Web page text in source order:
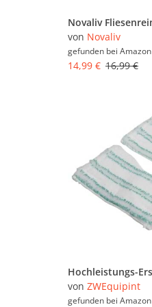
von Novaliv
gefunden bei Amazon
14,99 € 16,99 €
von ZWEquipint
gefunden bei Amazon